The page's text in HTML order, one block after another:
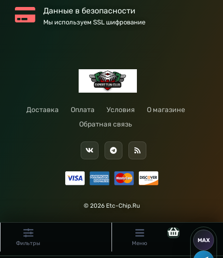
Данные в безопасности
Мы используем SSL шифрование
Доставка Оплата Условия
О магазине
Обратная связь
© 2026 Etc-Chip.Ru
Фильтры Меню